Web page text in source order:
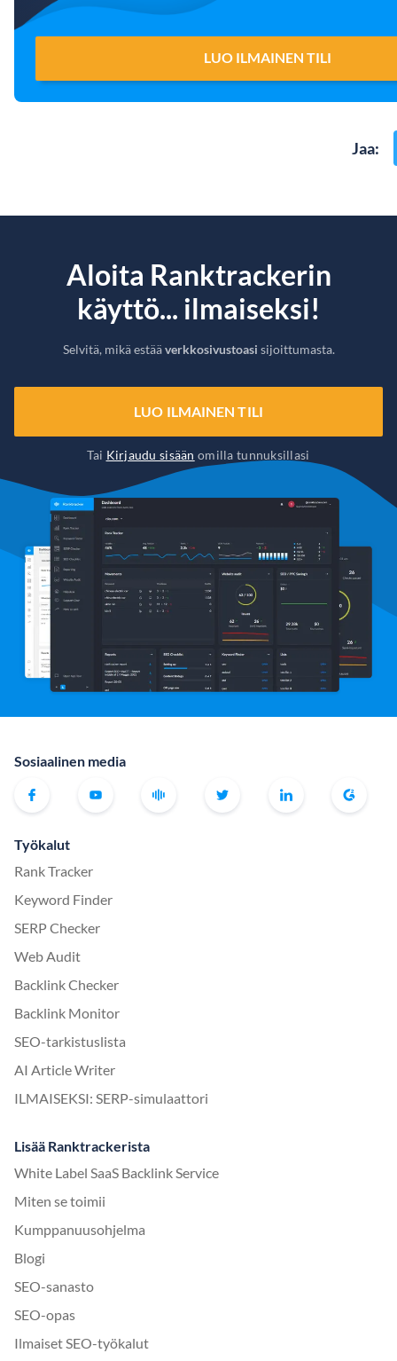
LUO ILMAINEN TILI
Jaa:
Aloita Ranktrackerin
käyttö... ilmaiseksi!
Selvitä, mikä estääverkkosivustoasi sijoittumasta.
LUO ILMAINEN TILI
Tai Kirjaudu sisään omilla tunnuksillasi
Sosiaalinen media
Työkalut
Rank Tracker
Keyword Finder
SERP Checker
Web Audit
Backlink Checker
Backlink Monitor
SEO-tarkistuslista
AI Article Writer
ILMAISEKSI: SERP-simulaattori
Lisää Ranktrackerista
White Label SaaS Backlink Service
Miten se toimii
Kumppanuusohjelma
Blogi
SEO-sanasto
SEO-opas
Ilmaiset SEO-työkalut